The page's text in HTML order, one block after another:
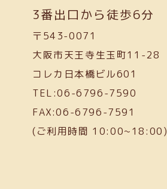
3番出口から徒歩6分
〒543-0071
大阪市天王寺生玉町11-28
コレカ日本橋ビル601
TEL:06-6796-7590
FAX:06-6796-7591
(ご利用時間 10:00~18:00)